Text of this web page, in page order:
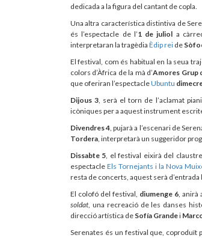
dedicada a la figura del cantant de copla.
Una altra característica distintiva de
és l’espectacle de l’1 de juliol a
interpretaran la tragèdia Èdip rei de
El festival, com és habitual en la seua
colors d’Àfrica de la mà d’Amores Grup
que oferiran l’espectacleUbuntu
Dijous 3, serà el torn de l’aclamat
icòniques per a aquest instrument
Divendres 4, pujarà a l’escenari de
Tordera, interpretarà un suggeridor
Dissabte 5, el festival eixirà del
espectacleEls Tornejants i la Nova
resta de concerts, aquest serà
El colofó del festival, diumenge 6, anirà
soldat, una recreació de les danses
direcció artística de Sofía Grandei
Serenates és un festival que, coproduït